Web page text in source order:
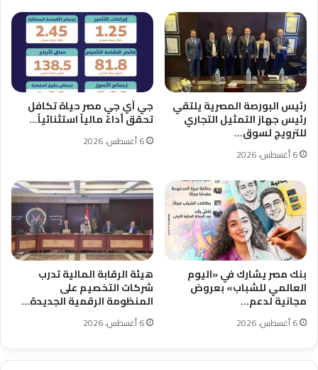
رئيس البورصة المصرية يلتقي
رئيس جهاز التمثيل التجاري
للترويج لسوق…
6 أغسطس، 2026
جي آي جي مصر حياة تكافل
تحقق أداءً مالياً استثنائياً…
6 أغسطس، 2026
بنك مصر يشارك في «اليوم
العالمي للشباب» بعروض
مجانية لدعم…
6 أغسطس، 2026
هيئة الرقابة المالية تدرب
شركات التخصيم على
المنظومة الرقمية الجديدة…
6 أغسطس، 2026